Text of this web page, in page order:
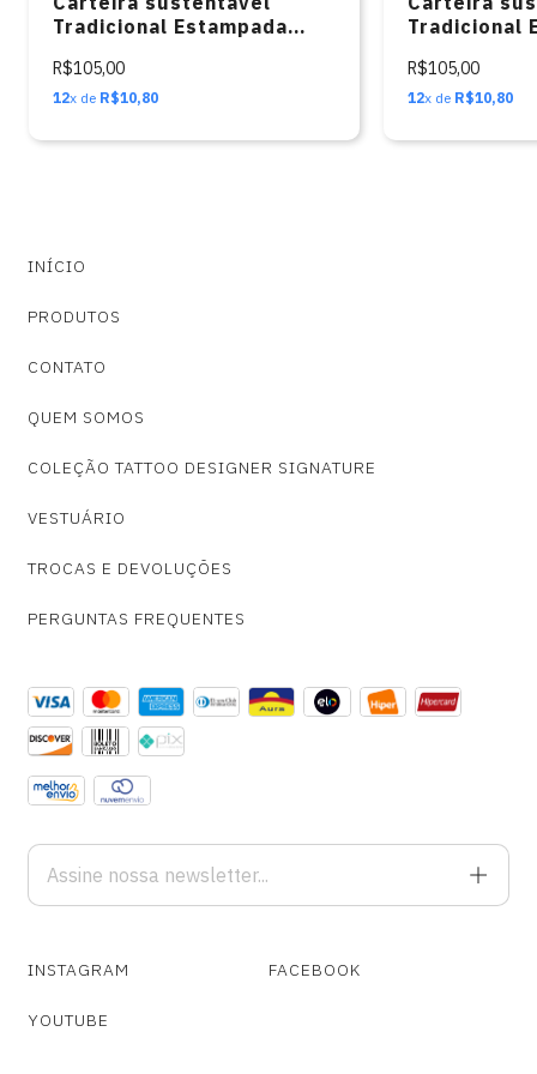
Tradicional Estampada
R$105,00
12x de R$10,80
Tradicional
R$105,00
12x de R$10,80
INÍCIO
PRODUTOS
CONTATO
QUEM SOMOS
COLEÇÃO TATTOO DESIGNER SIGNATURE
VESTUÁRIO
TROCAS E DEVOLUÇÕES
PERGUNTAS FREQUENTES
INSTAGRAM FACEBOOK
YOUTUBE